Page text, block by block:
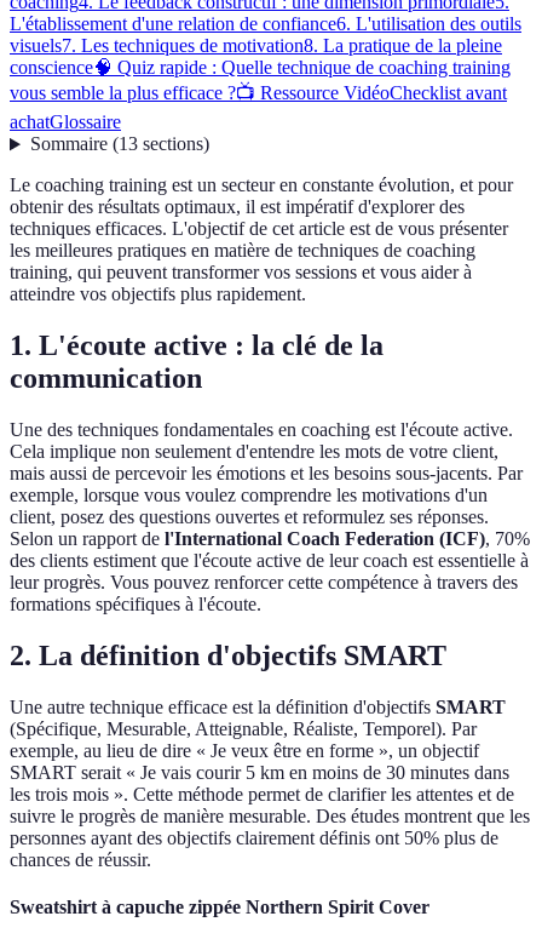
L'établissement d'une relation de confiance6. L'utilisation des outils
visuels7. Les techniques de motivation8. La pratique de la pleine
conscience🧠 Quiz rapide : Quelle technique de coaching training
vous semble la plus efficace ?📺 Ressource VidéoChecklist avant
achatGlossaire
Sommaire(13 sections)
Le coaching training est un secteur en constante évolution, et pour
obtenir des résultats optimaux, il est impératif d'explorer des
techniques efficaces. L'objectif de cet article est de vous présenter
les meilleures pratiques en matière de techniques de coaching
training, qui peuvent transformer vos sessions et vous aider à
atteindre vos objectifs plus rapidement.
1. L'écoute active : la clé de la
communication
Une des techniques fondamentales en coaching est l'écoute active.
Cela implique non seulement d'entendre les mots de votre client,
mais aussi de percevoir les émotions et les besoins sous-jacents. Par
exemple, lorsque vous voulez comprendre les motivations d'un
client, posez des questions ouvertes et reformulez ses réponses.
Selon un rapport de l'International Coach Federation (ICF), 70%
des clients estiment que l'écoute active de leur coach est essentielle à
leur progrès. Vous pouvez renforcer cette compétence à travers des
formations spécifiques à l'écoute.
2. La définition d'objectifs SMART
Une autre technique efficace est la définition d'objectifs SMART
(Spécifique, Mesurable, Atteignable, Réaliste, Temporel). Par
exemple, au lieu de dire « Je veux être en forme », un objectif
SMART serait « Je vais courir 5 km en moins de 30 minutes dans
les trois mois ». Cette méthode permet de clarifier les attentes et de
suivre le progrès de manière mesurable. Des études montrent que les
personnes ayant des objectifs clairement définis ont 50% plus de
chances de réussir.
Sweatshirt à capuche zippée Northern Spirit Cover